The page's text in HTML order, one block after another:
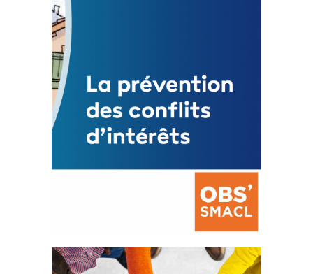
Mise à jour avril 2024
FEUILLETER
La prévention des conflits
d’intérêts